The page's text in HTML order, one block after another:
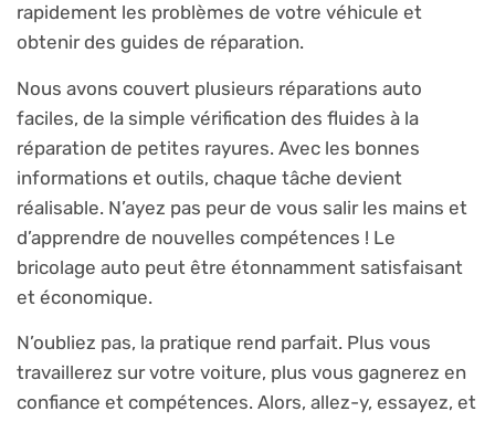
rapidement les problèmes de votre véhicule et
obtenir des guides de réparation.
Nous avons couvert plusieurs réparations auto
faciles, de la simple vérification des fluides à la
réparation de petites rayures. Avec les bonnes
informations et outils, chaque tâche devient
réalisable. N’ayez pas peur de vous salir les mains et
d’apprendre de nouvelles compétences ! Le
bricolage auto peut être étonnamment satisfaisant
et économique.
N’oubliez pas, la pratique rend parfait. Plus vous
travaillerez sur votre voiture, plus vous gagnerez en
confiance et compétences. Alors, allez-y, essayez, et